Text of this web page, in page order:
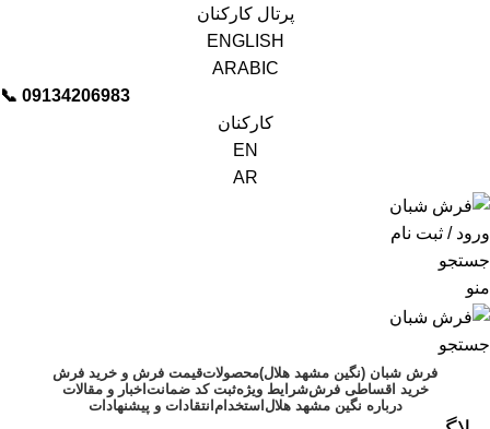
پرتال کارکنان
ENGLISH
ARABIC
📞︁ 09134206983
کارکنان
EN
AR
ورود / ثبت نام
جستجو
منو
جستجو
فرش شبان (نگین مشهد هلال)محصولاتقیمت فرش و خرید فرش
خرید اقساطی فرششرایط ویژهثبت کد ضمانتاخبار و مقالات
درباره نگین مشهد هلالاستخدامانتقادات و پیشنهادات